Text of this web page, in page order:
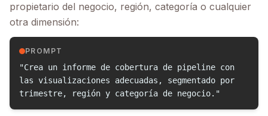
propietario del negocio, región, categoría o cualquier
otra dimensión:
PROMPT
"Crea un informe de cobertura de pipeline con
las visualizaciones adecuadas, segmentado por
trimestre, región y categoría de negocio."